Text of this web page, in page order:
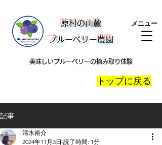
​原村の山麓
ブルーベリー農園
メニュー
美味しいブルーベリーの摘み取り体験
​トップに戻る
記事
清水裕介
2024年11月3日 読了時間: 1分